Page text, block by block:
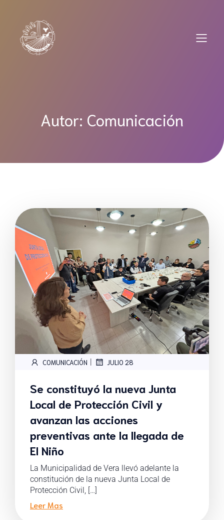
contenido
Autor: Comunicación
COMUNICACIÓN | JULIO 28
Se constituyó la nueva Junta
Local de Protección Civil y
avanzan las acciones
preventivas ante la llegada de
El Niño
La Municipalidad de Vera llevó adelante la
constitución de la nueva Junta Local de
Protección Civil, […]
Leer Mas